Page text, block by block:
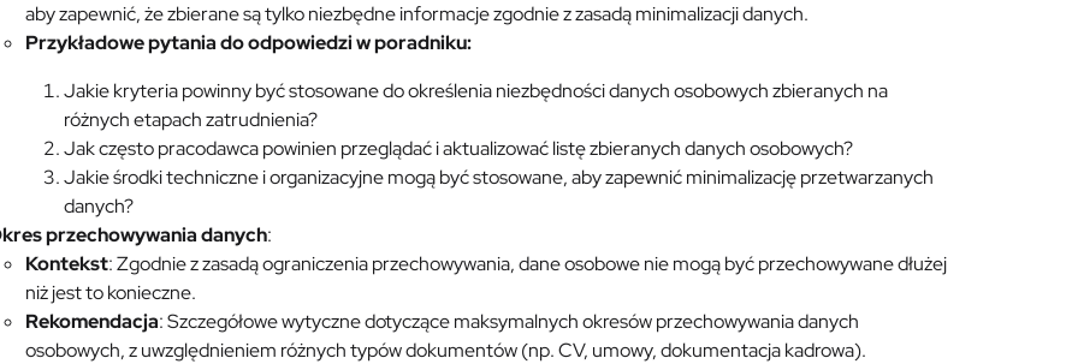
aby zapewnić, że zbierane są tylko niezbędne informacje zgodnie z zasadą minimalizacji danych.
Przykładowe pytania do odpowiedzi w poradniku:
Jakie kryteria powinny być stosowane do określenia niezbędności danych osobowych zbieranych na
różnych etapach zatrudnienia?
Jak często pracodawca powinien przeglądać i aktualizować listę zbieranych danych osobowych?
Jakie środki techniczne i organizacyjne mogą być stosowane, aby zapewnić minimalizację przetwarzanych
danych?
przechowywania danych:
Kontekst: Zgodnie z zasadą ograniczenia przechowywania, dane osobowe nie mogą być przechowywane dłużej
niż jest to konieczne.
Rekomendacja: Szczegółowe wytyczne dotyczące maksymalnych okresów przechowywania danych
osobowych, z uwzględnieniem różnych typów dokumentów (np. CV, umowy, dokumentacja kadrowa).